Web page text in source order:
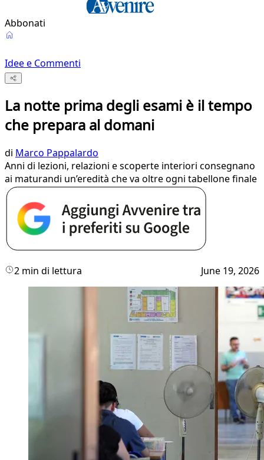
Abbonati
Idee e Commenti
La notte prima degli esami è il tempo
che prepara al domani
di Marco Pappalardo
Anni di lezioni, relazioni e scoperte interiori consegnano
ai maturandi un’eredità che va oltre ogni tabellone finale
2 min di lettura June 19, 2026